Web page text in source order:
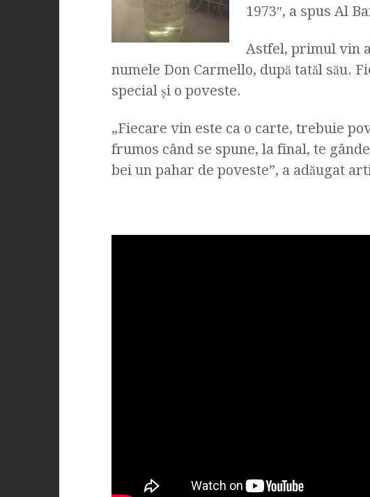
1973″, a spus Al
Astfel, primul vin
numele Don Carmello, după tatăl său.
special şi o poveste.
„Fiecare vin este ca o carte, trebuie
frumos când se spune, la final, te
bei un pahar de poveste”, a adăugat